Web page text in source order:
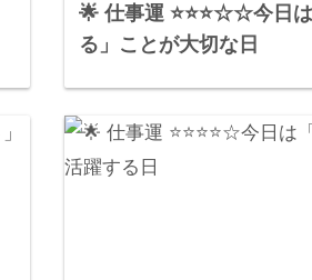
🌟 仕事運 ⭐⭐⭐☆☆今日
る」ことが大切な日